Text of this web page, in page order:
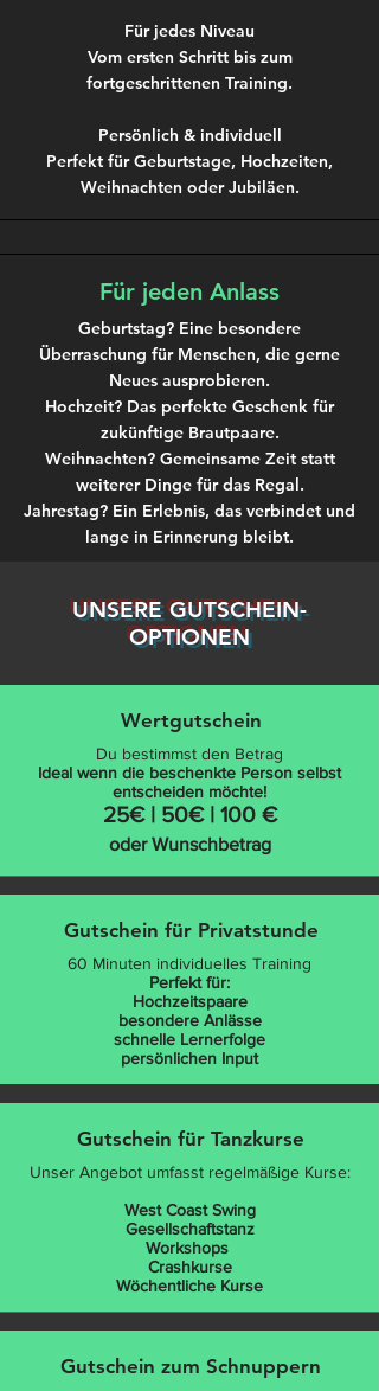
Für jedes Niveau
Vom ersten Schritt bis zum
fortgeschrittenen Training.
Persönlich & individuell
Perfekt für Geburtstage, Hochzeiten,
Weihnachten oder Jubiläen.
Für jeden Anlass
Geburtstag? Eine besondere
Überraschung für Menschen, die gerne
Neues ausprobieren.
Hochzeit? Das perfekte Geschenk für
zukünftige Brautpaare.
Weihnachten? Gemeinsame Zeit statt
weiterer Dinge für das Regal.
Jahrestag? Ein Erlebnis, das verbindet und
lange in Erinnerung bleibt.
UNSERE GUTSCHEIN-
OPTIONEN
Wertgutschein
Du bestimmst den Betrag
Ideal wenn die beschenkte Person selbst
entscheiden möchte!
25€ | 50€ | 100 €
oder Wunschbetrag
Gutschein für Privatstunde
60 Minuten individuelles Training
Perfektfür:
Hochzeitspaare
besondere Anlässe
schnelle Lernerfolge
persönlichen Input
Gutschein für Tanzkurse
Unser Angebot umfasst regelmäßige Kurse:
West Coast Swing
Gesellschaftstanz
Workshops
Crashkurse
Wöchentliche Kurse
Gutschein zum Schnuppern